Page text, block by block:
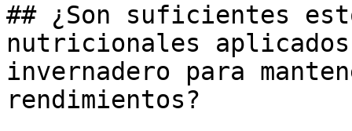
## ¿Son suficientes
nutricionales
invernadero para
rendimientos?